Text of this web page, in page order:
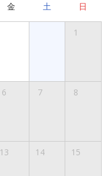
金 土 日
1
6 7 8
13 14 15